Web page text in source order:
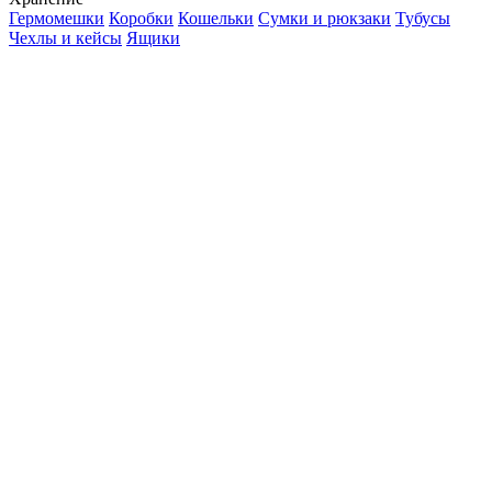
Гермомешки Коробки Кошельки Сумки и рюкзаки Тубусы
Чехлы и кейсы Ящики